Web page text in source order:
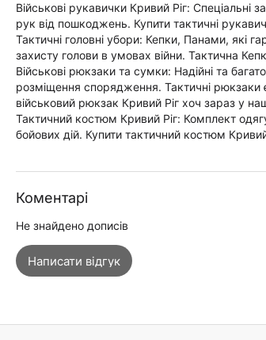
Військові рукавички Кривий Ріг:
рук від пошкоджень. Купити тактичні
Тактичні головні убори: Кепки, Панами, які
захисту голови в умовах війни. Тактична
Військові рюкзаки та сумки: Надійні та
розміщення спорядження. Тактичні рюкзаки
військовий рюкзак Кривий Ріг хоч зараз у
Тактичний костюм Кривий Ріг: Комплект
бойових дій. Купити тактичний костюм
Коментарі
Не знайдено дописів
Написати відгук